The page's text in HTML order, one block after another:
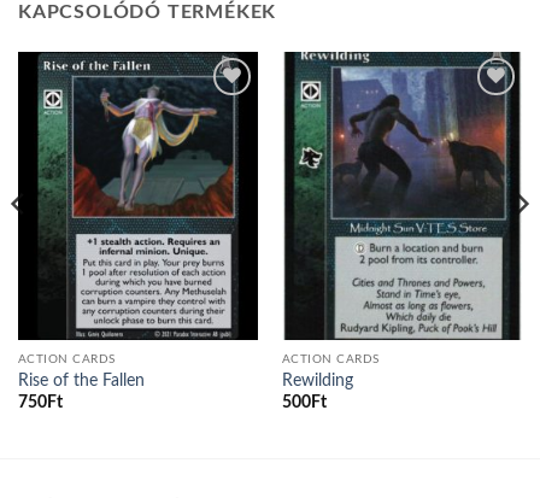
KAPCSOLÓDÓ TERMÉKEK
Add to
ACTION CARDS
Rise of the Fallen
750Ft
Add to
wishlist
ACTION CARDS
Rewilding
500Ft